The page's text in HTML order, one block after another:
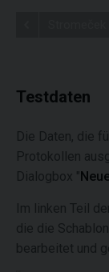
Testdaten
Die Daten, die
Protokollen
Dialogbox "
Im linken Teil
die die
bearbeitet und